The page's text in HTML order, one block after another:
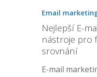
Email
Nejlepší E-
nástroje pro
srovnání
E-mail